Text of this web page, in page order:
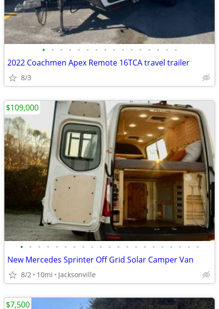
• • • • • • • • • • • • • • • •
2022 Coachmen Apex Remote 16TCA travel trailer
8/3
• • • • • • • • • • • • • • • • • • • • •
New Mercedes Sprinter Off Grid Solar Camper Van
8/2 10mi Jacksonville
$109,000
$7,500